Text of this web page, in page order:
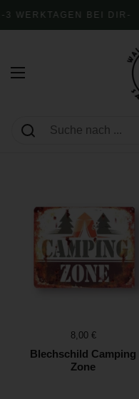
BEI DIR -
Menü öffnen
Preis:
8,00 €
Blechschild Camping
Zone